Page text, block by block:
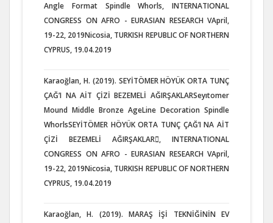
Angle Format Spindle Whorls, INTERNATIONAL
CONGRESS ON AFRO - EURASIAN RESEARCH VApril,
19-22, 2019Nicosia, TURKISH REPUBLIC OF NORTHERN
CYPRUS, 19.04.2019
Karaoğlan, H. (2019). SEYİTÖMER HÖYÜK ORTA TUNÇ
ÇAĞ’I NA AİT ÇİZİ BEZEMELİ AĞIRŞAKLARSeyıtomer
Mound Middle Bronze AgeLine Decoration Spindle
WhorlsSEYİTÖMER HÖYÜK ORTA TUNÇ ÇAĞ’I NA AİT
ÇİZİ BEZEMELİ AĞIRŞAKLAR, INTERNATIONAL
CONGRESS ON AFRO - EURASIAN RESEARCH VApril,
19-22, 2019Nicosia, TURKISH REPUBLIC OF NORTHERN
CYPRUS, 19.04.2019
Karaoğlan, H. (2019). MARAŞ İŞİ TEKNİĞİNİN EV